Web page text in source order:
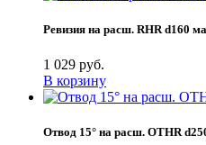
Ревизия на расш. RHR d160
1 029 руб.
В корзину
Отвод 15° на расш. OTHR